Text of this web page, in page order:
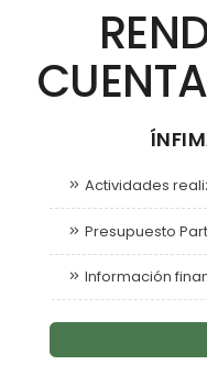
Actividades
Presupuesto
Información